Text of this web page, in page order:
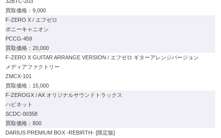
9,000
F-ZERO X / エフゼロ
ポニーキャニオン
PCCG-459
20,000
F-ZERO X GUITAR ARRANGE VERSION / エフゼロ ギターアレンジバージョン
メディアファクトリー
ZMCX-101
15,000
F-ZEROGX / AX オリジナルサウンドトラックス
ハピネット
SCDC-00358
800
DARIUS PREMIUM BOX -REBIRTH- [限定版]